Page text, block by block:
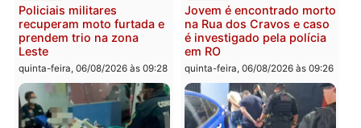
Polícia
Tragédia na BR-364:
colisão entre caminhão e
carro deixa quatro mortos
em Porto Velho
quinta-feira, 06/08/2026 às 20:51
Política
Ministro Dias Tofolli , do
TSE, determina
e processamento da
que pode levar à perda
mandato da prefeita de
Pimenta Bueno